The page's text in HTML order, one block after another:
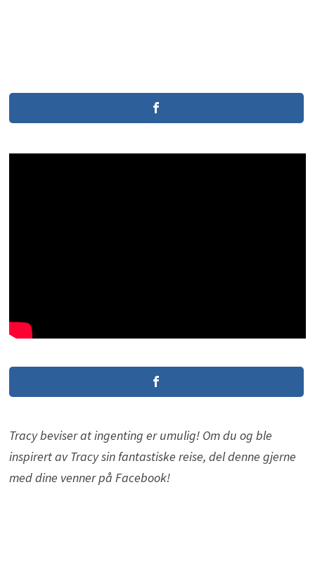
Tracy beviser at ingenting er umulig! Om du og ble
inspirert av Tracy sin fantastiske reise, del denne gjerne
med dine venner på Facebook!